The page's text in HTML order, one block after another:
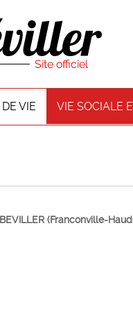
VIE VIE SOCIALE
(Franconville-